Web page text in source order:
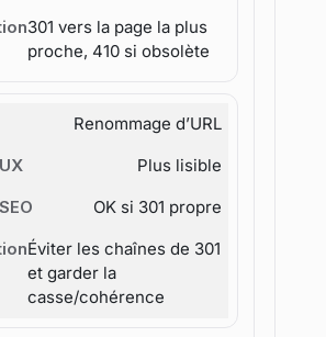
301 vers la page la plus
proche, 410 si obsolète
Renommage d’URL
Plus lisible
OK si 301 propre
Éviter les chaînes de 301
et garder la
casse/cohérence